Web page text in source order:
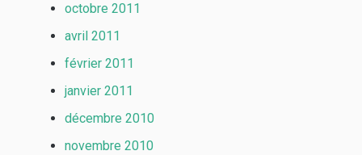
octobre 2011
avril 2011
février 2011
janvier 2011
décembre 2010
novembre 2010